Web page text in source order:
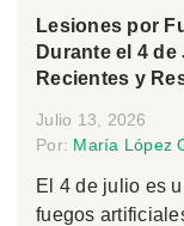
Lesiones por
Durante el 4
Recientes y
Julio 13, 2026
Por: María López
El 4 de julio es
fuegos